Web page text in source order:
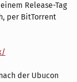
Release-Tag
per BitTorrent
der Ubucon